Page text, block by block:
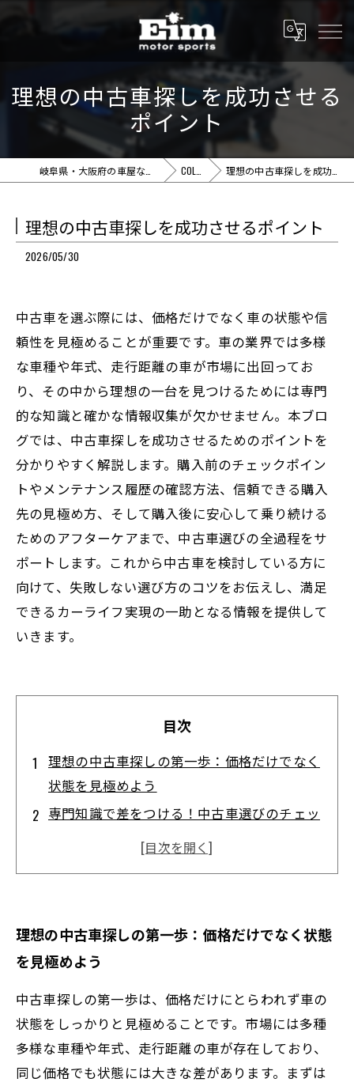
理想の中古車探しを成功させる
ポイント
COLUMN 理想の中古車探しを成功させるポイント
理想の中古車探しを成功させるポイント
2026/05/30
中古車を選ぶ際には、価格だけでなく車の状態や信
頼性を見極めることが重要です。車の業界では多様
な車種や年式、走行距離の車が市場に出回ってお
り、その中から理想の一台を見つけるためには専門
的な知識と確かな情報収集が欠かせません。本ブロ
グでは、中古車探しを成功させるためのポイントを
分かりやすく解説します。購入前のチェックポイン
トやメンテナンス履歴の確認方法、信頼できる購入
先の見極め方、そして購入後に安心して乗り続ける
ためのアフターケアまで、中古車選びの全過程をサ
ポートします。これから中古車を検討している方に
向けて、失敗しない選び方のコツをお伝えし、満足
できるカーライフ実現の一助となる情報を提供して
いきます。
目次
理想の中古車探しの第一歩：価格だけでなく
状態を見極めよう
専門知識で差をつける！中古車選びのチェッ
クポイント徹底解説
の重要ポイントとは？
納得の一台を手に入れるための交渉術と最終
確認のコツ
購入後も安心！中古車に必要なアフターケア
とメンテナンス方法
理想の中古車で始める満足のカーライフ：失
理想の中古車探しの第一歩：価格だけでなく状態
を見極めよう
中古車探しの第一歩は、価格だけにとらわれず車の
状態をしっかりと見極めることです。市場には多種
多様な車種や年式、走行距離の車が存在しており、
同じ価格でも状態には大きな差があります。まずは